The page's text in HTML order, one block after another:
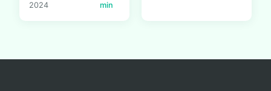
2024
min